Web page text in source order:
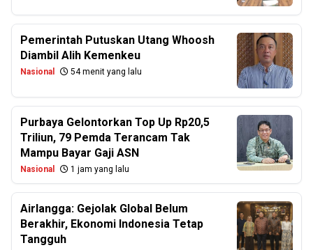
Pemerintah Putuskan Utang Whoosh
Diambil Alih Kemenkeu
Nasional 54 menit yang lalu
Purbaya Gelontorkan Top Up Rp20,5
Triliun, 79 Pemda Terancam Tak
Mampu Bayar Gaji ASN
Nasional 1 jam yang lalu
Airlangga: Gejolak Global Belum
Berakhir, Ekonomi Indonesia Tetap
Tangguh